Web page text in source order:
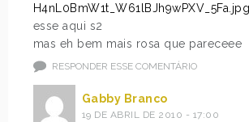
H4nL0BmW1t_W61lBJh9wPXV_5Fa.jpg
esse aqui s2
mas eh bem mais rosa que pareceee
RESPONDER ESSE COMENTÁRIO
Gabby Branco
19 DE ABRIL DE 2010 - 17:00